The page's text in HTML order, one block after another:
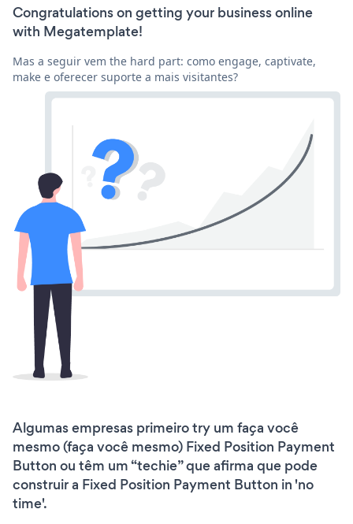
Congratulations on getting your business online
with Megatemplate!
Mas a seguir vem the hard part: como engage, captivate,
make e oferecer suporte a mais visitantes?
Algumas empresas primeiro try um faça você
mesmo (faça você mesmo) Fixed Position Payment
Button ou têm um “techie” que afirma que pode
construir a Fixed Position Payment Button in 'no
time'.